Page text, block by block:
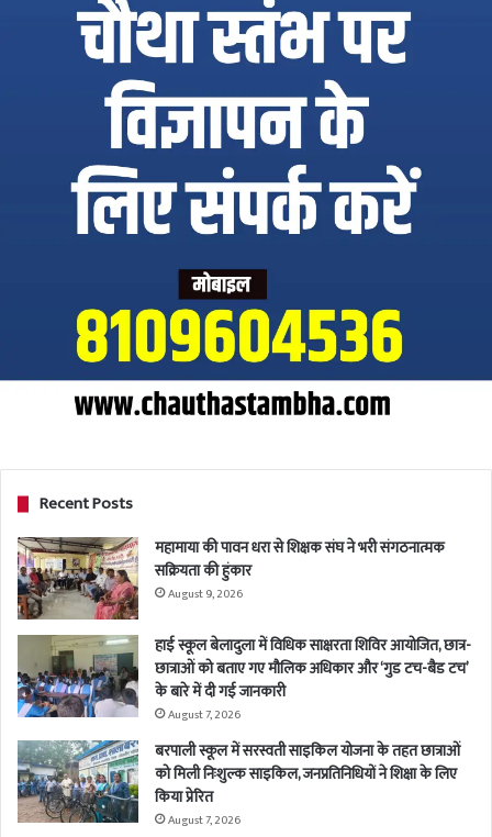
Recent Posts
महामाया की पावन धरा से शिक्षक संघ ने भरी संगठनात्मक
सक्रियता की हुंकार
August 9, 2026
हाई स्कूल बेलादुला में विधिक साक्षरता शिविर आयोजित, छात्र-
छात्राओं को बताए गए मौलिक अधिकार और ‘गुड टच-बैड टच’
के बारे में दी गई जानकारी
August 7, 2026
बरपाली स्कूल में सरस्वती साइकिल योजना के तहत छात्राओं
को मिली निःशुल्क साइकिल, जनप्रतिनिधियों ने शिक्षा के लिए
किया प्रेरित
August 7, 2026